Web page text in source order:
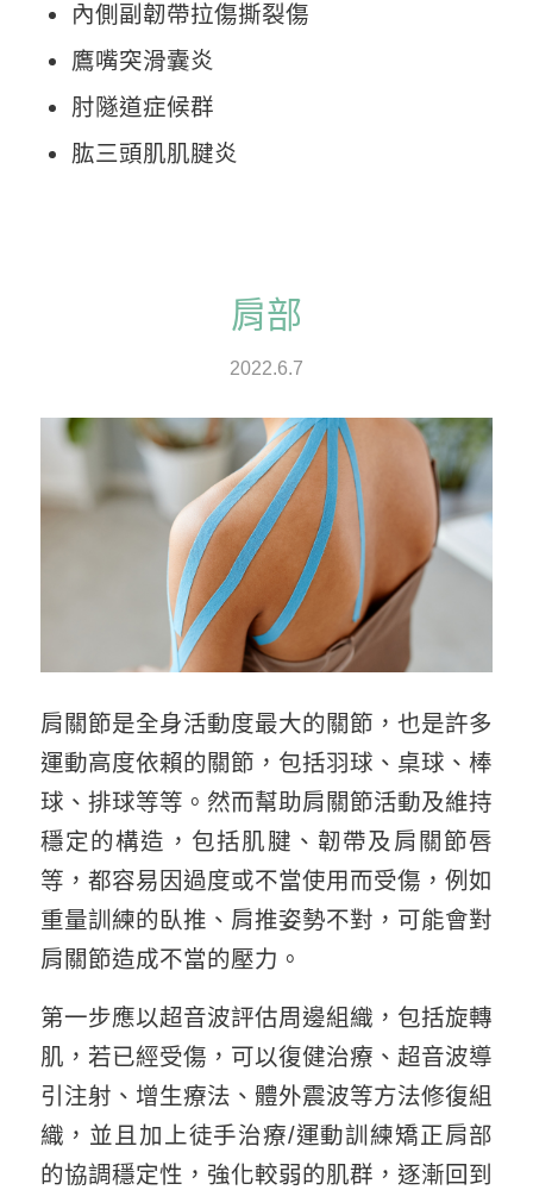
內側副韌帶拉傷撕裂傷
鷹嘴突滑囊炎
肘隧道症候群
肱三頭肌肌腱炎
肩部
2022.6.7
肩關節是全身活動度最大的關節，也是許多
運動高度依賴的關節，包括羽球、桌球、棒
球、排球等等。然而幫助肩關節活動及維持
穩定的構造，包括肌腱、韌帶及肩關節唇
等，都容易因過度或不當使用而受傷，例如
重量訓練的臥推、肩推姿勢不對，可能會對
肩關節造成不當的壓力。
第一步應以超音波評估周邊組織，包括旋轉
肌，若已經受傷，可以復健治療、超音波導
引注射、增生療法、體外震波等方法修復組
織，並且加上徒手治療/運動訓練矯正肩部
的協調穩定性，強化較弱的肌群，逐漸回到